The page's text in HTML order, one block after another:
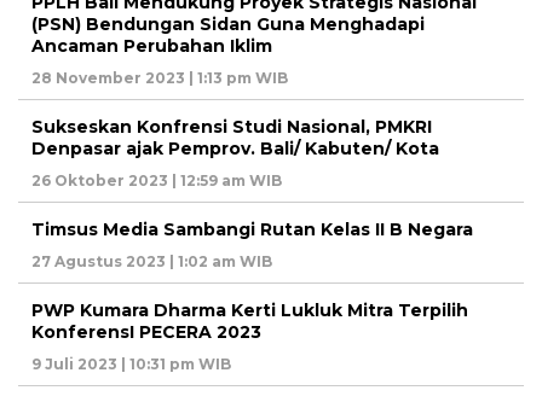
(PSN) Bendungan Sidan Guna Menghadapi
Ancaman Perubahan Iklim
28 November 2023 | 1:13 pm WIB
Sukseskan Konfrensi Studi Nasional, PMKRI
Denpasar ajak Pemprov. Bali/ Kabuten/ Kota
26 Oktober 2023 | 12:59 am WIB
Timsus Media Sambangi Rutan Kelas II B Negara
27 Agustus 2023 | 1:02 am WIB
PWP Kumara Dharma Kerti Lukluk Mitra Terpilih
KonferensI PECERA 2023
9 Juli 2023 | 10:31 pm WIB